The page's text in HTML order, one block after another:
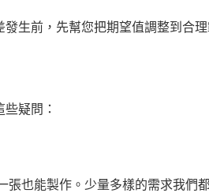
生前，先幫您把期望值調整到合理
疑問：
張也能製作。少量多樣的需求我們